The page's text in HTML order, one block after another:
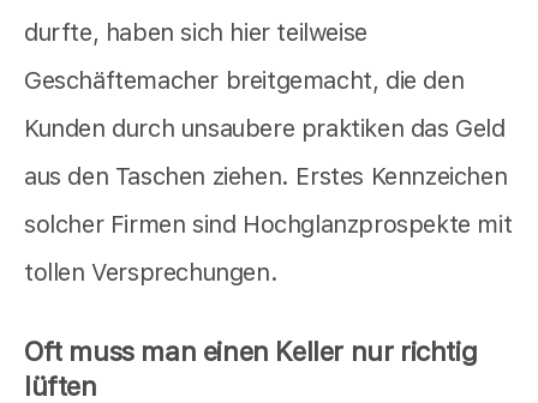
durfte, haben sich hier teilweise
Geschäftemacher breitgemacht, die den
Kunden durch unsaubere praktiken das Geld
aus den Taschen ziehen. Erstes Kennzeichen
solcher Firmen sind Hochglanzprospekte mit
tollen Versprechungen.
Oft muss man einen Keller nur richtig
lüften